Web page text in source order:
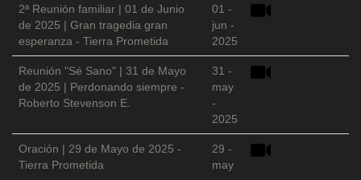
2ª Reunión familiar | 01 de Junio
de 2025 | Gran tragedia gran
esperanza - Tierra Prometida
01 -
jun -
2025
Reunión "Sé Sano" | 31 de Mayo
de 2025 | Perdonando siempre -
Roberto Stevenson E.
31 -
may
-
2025
Oración | 29 de Mayo de 2025 -
Tierra Prometida
29 -
may